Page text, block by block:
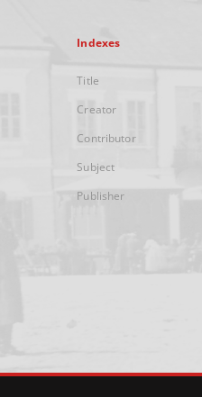
Indexes
Title
Creator
Contributor
Subject
Publisher